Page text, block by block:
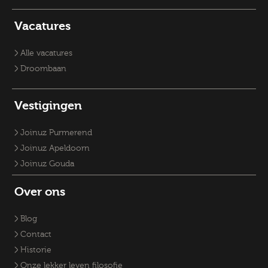
Vacature Planoloog
Vacatures RO-adviseurs
Vacatures Fysiek Domein
Vacature klantmanager
Recruiter
Accountmanager
Vacatures
Alle vacatures
Droombaan
Vestigingen
Joinuz Purmerend
Joinuz Apeldoorn
Joinuz Gouda
Over ons
Blog
Contact
Historie
Onze lekker leven filosofie